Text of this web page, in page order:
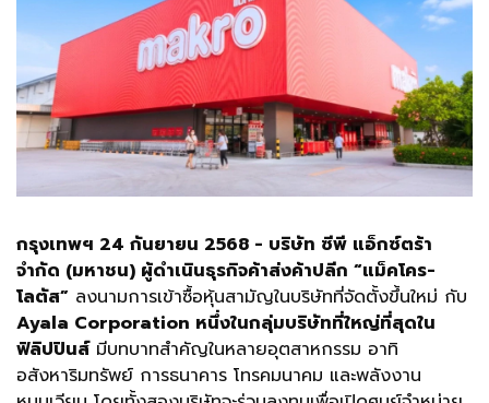
กรุงเทพฯ 24 กันยายน 2568 - บริษัท ซีพี แอ็กซ์ตร้า
จำกัด (มหาชน) ผู้ดำเนินธุรกิจค้าส่งค้าปลีก “แม็คโคร-
โลตัส” ลงนามการเข้าซื้อหุ้นสามัญในบริษัทที่จัดตั้งขึ้นใหม่ กับ
Ayala Corporation หนึ่งในกลุ่มบริษัทที่ใหญ่ที่สุดใน
ฟิลิปปินส์มีบทบาทสำคัญในหลายอุตสาหกรรม อาทิ
อสังหาริมทรัพย์ การธนาคาร โทรคมนาคม และพลังงาน